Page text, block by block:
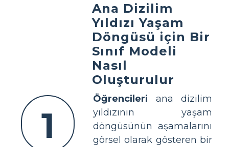
1
Ana Dizilim
Yıldızı Yaşam
Döngüsü için Bir
Sınıf Modeli
Nasıl
Oluşturulur
Öğrencileri ana dizilim
yıldızının yaşam
döngüsünün aşamalarını
görsel olarak gösteren bir